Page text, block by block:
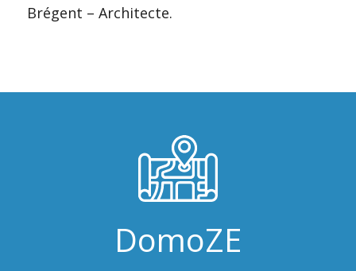
Brégent – Architecte.
DomoZE